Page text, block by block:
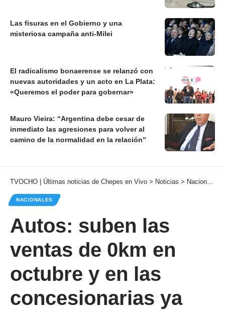
Las fisuras en el Gobierno y una
misteriosa campaña anti-Milei
El radicalismo bonaerense se relanzó con
nuevas autoridades y un acto en La Plata:
«Queremos el poder para gobernar»
Mauro Vieira: “Argentina debe cesar de
inmediato las agresiones para volver al
camino de la normalidad en la relación”
TVOCHO | Últimas noticias de Chepes en Vivo > Noticias > Nacionales
NACIONALES
Autos: suben las
ventas de 0km en
octubre y en las
concesionarias ya